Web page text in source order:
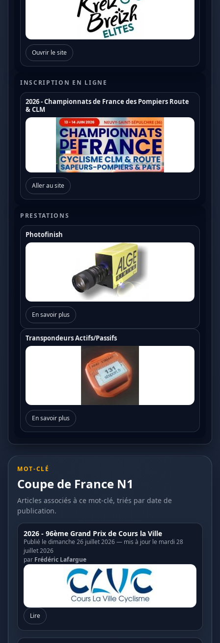
Coupe de France Cyclo Cross
Coupe de France N1
Coupe de France N2
Coupe de France N3
Coupe de France U17
Coupe de France U19
Trophée de France
Ouvrir le site
INSCRIPTION EN LIGNE
2026 - Championnats de France des Pompiers Route
& CLM
Aller au site
PRESTATIONS
Photofinish
En savoir plus
Transpondeurs Actifs/Passifs
En savoir plus
MOT-CLÉ
Coupe de France N1
Articles associés à ce mot-clé, triés par date de
publication.
2026 - 96ème Grand Prix de Cours la Ville
Publié le dimanche 26 juillet 2026 — mis à jour le mardi 28
juillet 2026
par Frédéric Lafargue
Lire